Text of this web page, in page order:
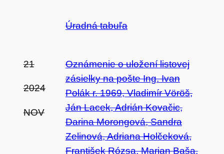
21
2024
NOV
Úradná tabuľa
Oznámenie o uložení listovej
zásielky na pošte Ing. Ivan
Polák r. 1969, Vladimír Vöröš,
Ján Lacek, Adrián Kovačic,
Darina Morongová, Sandra
Zelinová, Adriana Holčeková,
František Rózsa, Marian Baša,